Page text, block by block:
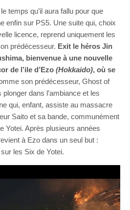
temps qu’il aura fallu pour que
enfin sur PS5. Une suite qui, choix
licence, reprend uniquement les
prédécesseur. Exit le héros Jin
bienvenue à une nouvelle
de l’ile d’Ezo (Hokkaido), où se
son prédécesseur, Ghost of
dans l’ambiance et les
qui, enfant, assiste au massacre
Saito et sa bande, communément
Yotei. Après plusieurs années
à Ezo dans un seul but :
les Six de Yotei.